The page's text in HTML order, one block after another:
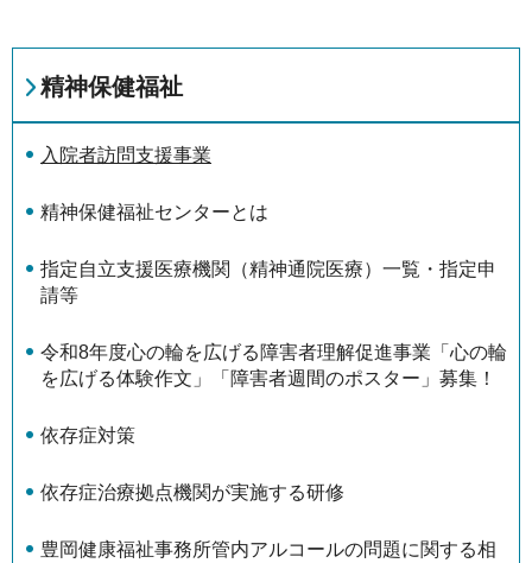
精神保健福祉
入院者訪問支援事業
精神保健福祉センターとは
指定自立支援医療機関（精神通院医療）一覧・指定申
請等
令和8年度心の輪を広げる障害者理解促進事業「心の輪
を広げる体験作文」「障害者週間のポスター」募集！
依存症対策
依存症治療拠点機関が実施する研修
豊岡健康福祉事務所管内アルコールの問題に関する相